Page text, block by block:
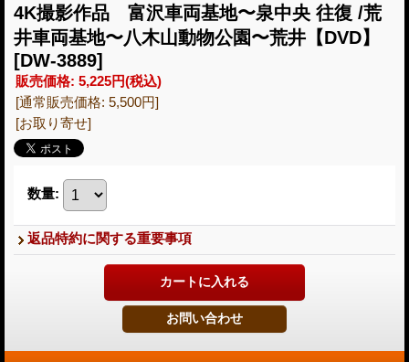
4K撮影作品 富沢車両基地〜泉中央 往復 /荒
井車両基地〜八木山動物公園〜荒井【DVD】
[DW-3889]
販売価格: 5,225円(税込)
[通常販売価格: 5,500円]
[お取り寄せ]
数量:
返品特約に関する重要事項